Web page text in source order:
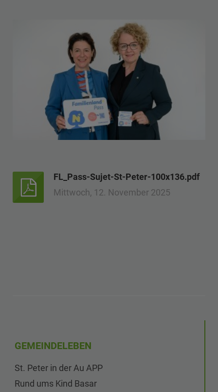
FL_Pass-Sujet-St-Peter-100x136.pdf
Mittwoch, 12. November 2025
GEMEINDELEBEN
St. Peter in der Au APP
Rund ums Kind Basar